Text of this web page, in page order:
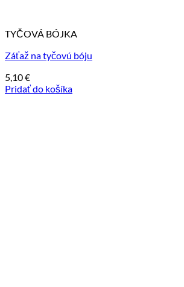
TYČOVÁ BÓJKA
Záťaž na tyčovú bóju
5,10€
Pridať do košíka